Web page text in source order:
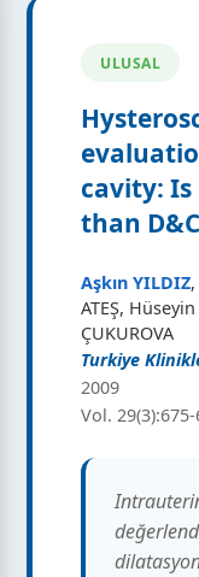
ULUSAL
cavity:
than
Aşkın YILDIZ
ATEŞ,
ÇUKUROVA
Turkiye
2009
Vol.